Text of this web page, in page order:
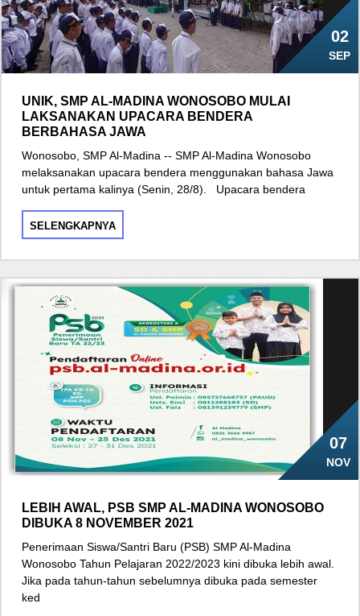
02
SEP
UNIK, SMP AL-MADINA WONOSOBO MULAI
LAKSANAKAN UPACARA BENDERA
BERBAHASA JAWA
Wonosobo, SMP Al-Madina -- SMP Al-Madina Wonosobo
melaksanakan upacara bendera menggunakan bahasa Jawa
untuk pertama kalinya (Senin, 28/8). Upacara bendera
SELENGKAPNYA
07
NOV
LEBIH AWAL, PSB SMP AL-MADINA WONOSOBO
DIBUKA 8 NOVEMBER 2021
Penerimaan Siswa/Santri Baru (PSB) SMP Al-Madina
Wonosobo Tahun Pelajaran 2022/2023 kini dibuka lebih awal.
Jika pada tahun-tahun sebelumnya dibuka pada semester
ked